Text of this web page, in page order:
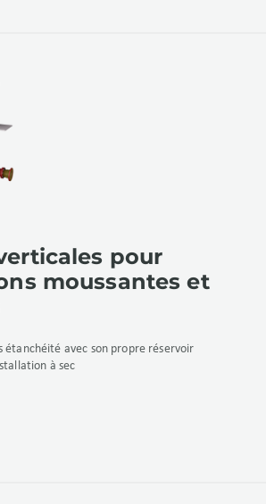
pour
moussantes et
étanchéité avec son propre réservoir
à sec